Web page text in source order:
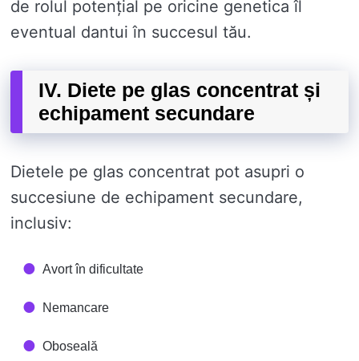
de rolul potențial pe oricine genetica îl
eventual dantui în succesul tău.
IV. Diete pe glas concentrat și
echipament secundare
Dietele pe glas concentrat pot asupri o
succesiune de echipament secundare,
inclusiv:
Avort în dificultate
Nemancare
Oboseală